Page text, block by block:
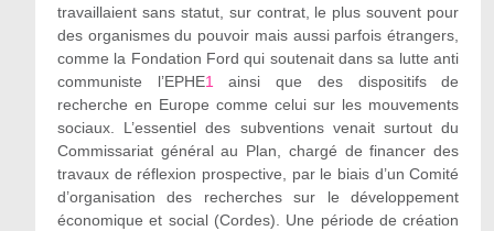
travaillaient sans statut, sur contrat, le plus souvent pour
des organismes du pouvoir mais aussi parfois étrangers,
comme la Fondation Ford qui soutenait dans sa lutte anti
communiste l’EPHE1 ainsi que des dispositifs de
recherche en Europe comme celui sur les mouvements
sociaux. L’essentiel des subventions venait surtout du
Commissariat général au Plan, chargé de financer des
travaux de réflexion prospective, par le biais d’un Comité
d’organisation des recherches sur le développement
économique et social (Cordes). Une période de création